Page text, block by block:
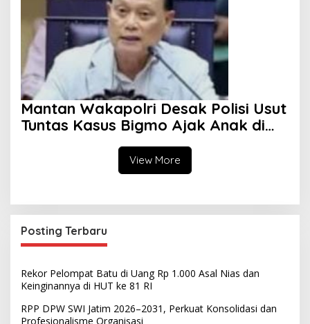
Mantan Wakapolri Desak Polisi Usut
Tuntas Kasus Bigmo Ajak Anak di
Bawah Umur Promosikan Vape
View More
Posting Terbaru
Rekor Pelompat Batu di Uang Rp 1.000 Asal Nias dan
Keinginannya di HUT ke 81 RI
RPP DPW SWI Jatim 2026–2031, Perkuat Konsolidasi dan
Profesionalisme Organisasi